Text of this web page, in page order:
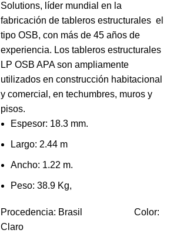
Solutions, líder mundial en la
fabricación de tableros estructurales el
tipo OSB, con más de 45 años de
experiencia. Los tableros estructurales
LP OSB APA son ampliamente
utilizados en construcción habitacional
y comercial, en techumbres, muros y
pisos.
Espesor: 18.3 mm.
Largo: 2.44 m
Ancho: 1.22 m.
Peso: 38.9 Kg,
Procedencia: Brasil Color:
Claro